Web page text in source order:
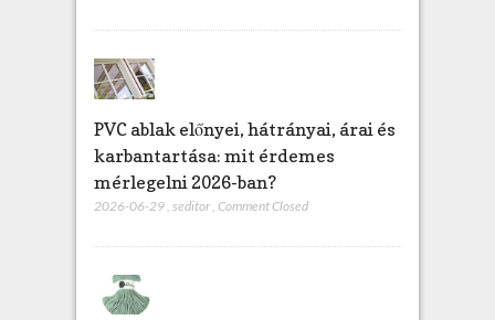
PVC ablak előnyei, hátrányai, árai és
karbantartása: mit érdemes
mérlegelni 2026-ban?
2026-06-29 seditor Comment Closed